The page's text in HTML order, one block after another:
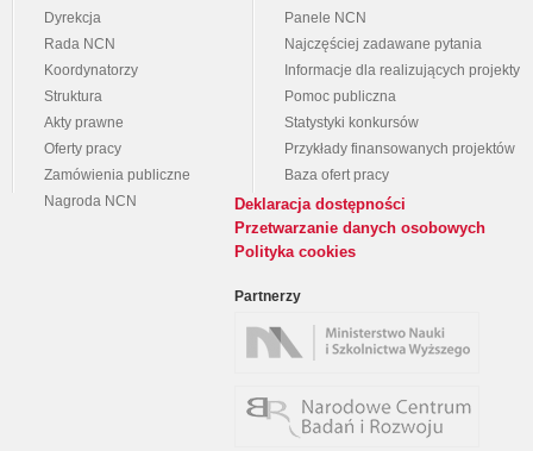
Dyrekcja
Rada NCN
Koordynatorzy
Struktura
Akty prawne
Oferty pracy
Zamówienia publiczne
Nagroda NCN
Panele NCN
Najczęściej zadawane pytania
Informacje dla realizujących projekty
Pomoc publiczna
Statystyki konkursów
Przykłady finansowanych projektów
Baza ofert pracy
Deklaracja dostępności
Przetwarzanie danych osobowych
Polityka cookies
Partnerzy